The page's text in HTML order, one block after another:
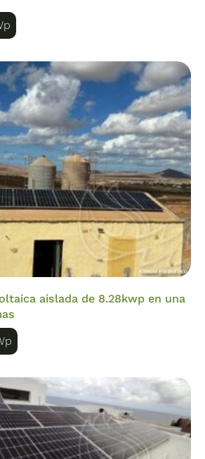
aislada de 8.28kwp en una